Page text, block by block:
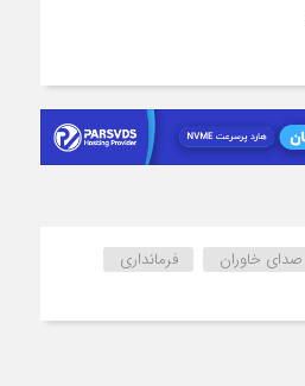
صدای خاوران
فرمانداری